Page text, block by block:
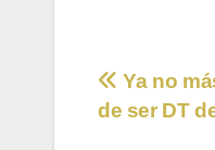
Ya no
de ser DT